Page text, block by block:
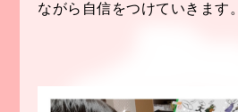
ながら自信をつけていきます。